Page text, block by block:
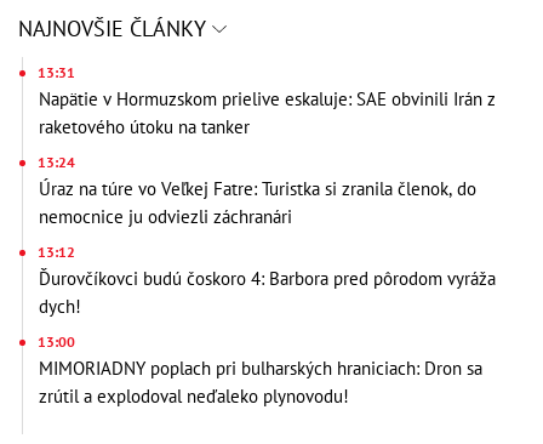
NAJNOVŠIE ČLÁNKY
13:31
Napätie v Hormuzskom prielive eskaluje: SAE obvinili Irán z
raketového útoku na tanker
13:24
Úraz na túre vo Veľkej Fatre: Turistka si zranila členok, do
nemocnice ju odviezli záchranári
13:12
Ďurovčíkovci budú čoskoro 4: Barbora pred pôrodom vyráža
dych!
13:00
MIMORIADNY poplach pri bulharských hraniciach: Dron sa
zrútil a explodoval neďaleko plynovodu!